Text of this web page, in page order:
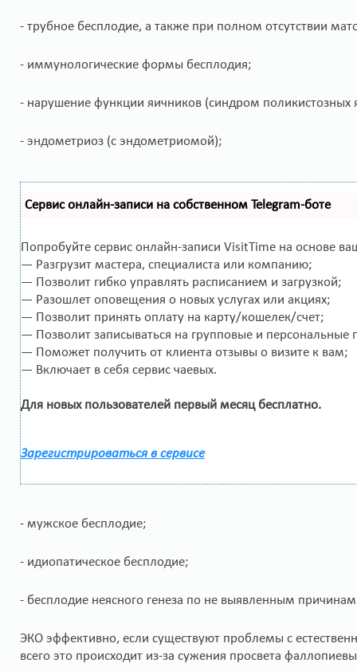
- трубное бесплодие, а также при полном отсутствии
- иммунологические формы бесплодия;
- нарушение функции яичников (синдром поликистозных
- эндометриоз (с эндометриомой);
Сервис онлайн-записи на собственном Telegram-боте
Попробуйте сервис онлайн-записи VisitTime на основе
— Разгрузит мастера, специалиста или компанию;
— Позволит гибко управлять расписанием и загрузкой;
— Разошлет оповещения о новых услугах или акциях;
— Позволит принять оплату на карту/кошелек/счет;
— Позволит записываться на групповые и персональные
— Поможет получить от клиента отзывы о визите к вам;
— Включает в себя сервис чаевых.
Для новых пользователей первый месяц бесплатно.
Зарегистрироваться в сервисе
- мужское бесплодие;
- идиопатическое бесплодие;
- бесплодие неясного генеза по не выявленным
ЭКО эффективно, если существуют проблемы с
всего это происходит из-за сужения просвета